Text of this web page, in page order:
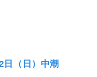
日（日）中潮